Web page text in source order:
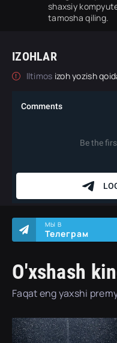
shaxsiy
tamosha qiling.
IZOHLAR
Iltimos izoh yozish
O'xshash
Faqat eng yaxshi
МЫ В
Телеграм